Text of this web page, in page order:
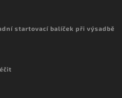
startovací balíček při výsadbě